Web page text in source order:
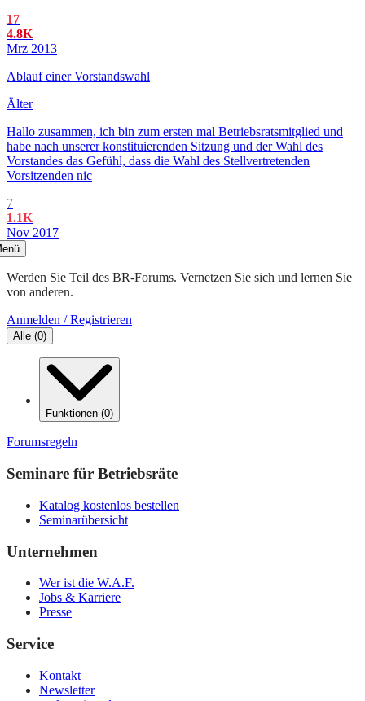
17
4.8K
Mrz 2013
Ablauf einer Vorstandswahl
Älter
Hallo zusammen, ich bin zum ersten mal Betriebsratsmitglied und
habe nach unserer konstituierenden Sitzung und der Wahl des
Vorstandes das Gefühl, dass die Wahl des Stellvertretenden
Vorsitzenden nic
7
1.1K
Nov 2017
Werden Sie Teil des BR-Forums. Vernetzen Sie sich und lernen Sie
von anderen.
Anmelden / Registrieren
Alle (0)
Funktionen (0)
Forumsregeln
Seminare für Betriebsräte
Katalog kostenlos bestellen
Seminarübersicht
Unternehmen
Wer ist die W.A.F.
Jobs & Karriere
Presse
Service
Kontakt
Newsletter